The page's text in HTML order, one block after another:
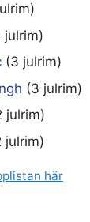
julrim)
(3 julrim)
(3 julrim)
julrim)
julrim)
här